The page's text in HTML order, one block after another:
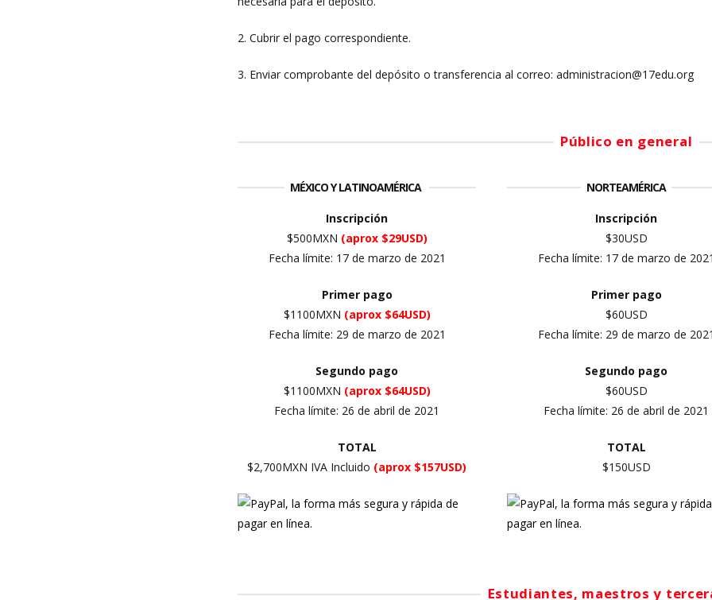
2. Cubrir el pago correspondiente.
3. Enviar comprobante del depósito o transferencia al correo: administracion@17edu.org
Público en general
MÉXICO Y LATINOAMÉRICA
Inscripción
$500MXN (aprox $29USD)
Fecha límite: 17 de marzo de 2021
Primer pago
$1100MXN (aprox $64USD)
Fecha límite: 29 de marzo de 2021
Segundo pago
$1100MXN (aprox $64USD)
Fecha límite: 26 de abril de 2021
TOTAL
$2,700MXN IVA Incluido (aprox $157USD)
NORTEAMÉRICA
Inscripción
$30USD
Fecha límite: 17de marzo de 2021
Primer pago
$60USD
Fecha límite: 29 de marzo de 2021
Segundo pago
$60USD
Fecha límite: 26 de abril de 2021
TOTAL
$150USD
Estudiantes, maestros y